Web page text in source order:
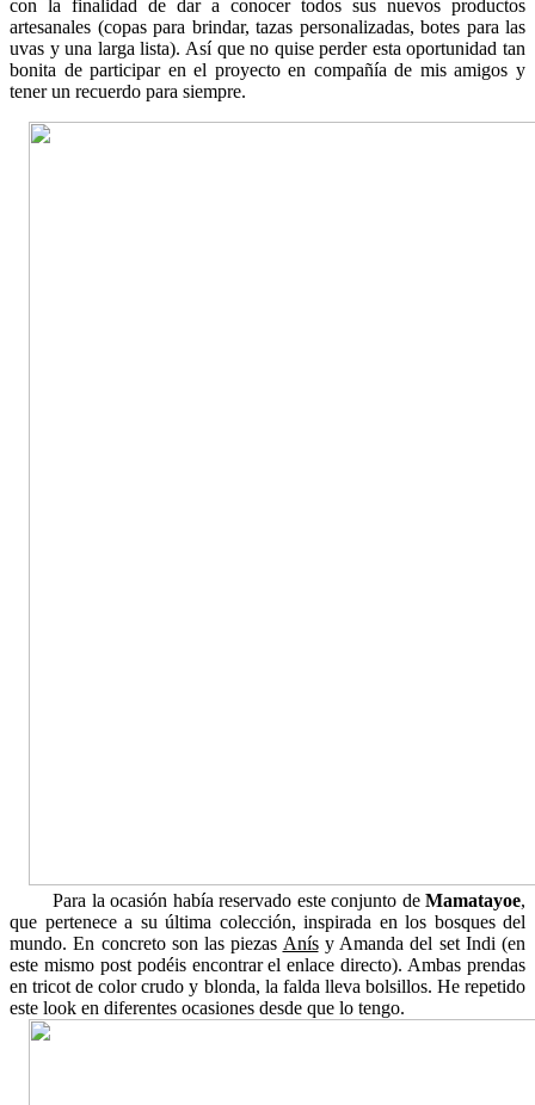
con la finalidad de dar a conocer todos sus nuevos productos
artesanales (copas para brindar, tazas personalizadas, botes para las
uvas y una larga lista). Así que no quise perder esta oportunidad tan
bonita de participar en el proyecto en compañía de mis amigos y
tener un recuerdo para siempre.
Para la ocasión había reservado este conjunto de Mamatayoe,
que pertenece a su última colección, inspirada en los bosques del
mundo. En concreto son las piezas Anísy Amanda del set Indi (en
este mismo post podéis encontrar el enlace directo). Ambas prendas
en tricot de color crudo y blonda, la falda lleva bolsillos. He repetido
este look en diferentes ocasiones desde que lo tengo.